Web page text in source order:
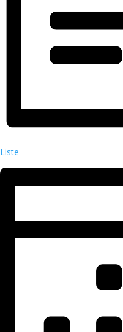
Liste